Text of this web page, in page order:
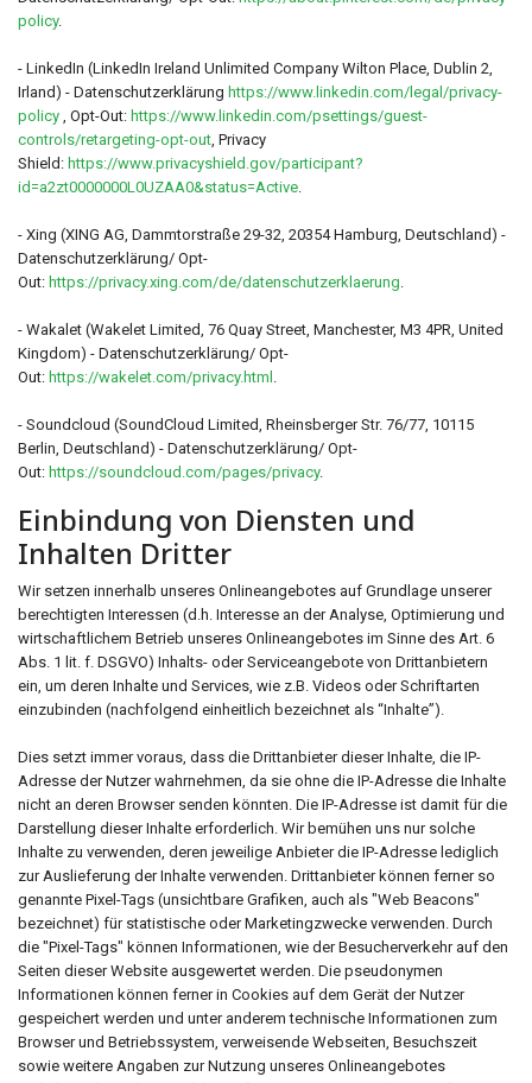
policy.
- LinkedIn (LinkedIn Ireland Unlimited Company Wilton Place, Dublin 2,
Irland) - Datenschutzerklärung https://www.linkedin.com/legal/privacy-
policy , Opt-Out: https://www.linkedin.com/psettings/guest-
controls/retargeting-opt-out, Privacy
Shield: https://www.privacyshield.gov/participant?
id=a2zt0000000L0UZAA0&status=Active.
- Xing (XING AG, Dammtorstraße 29-32, 20354 Hamburg, Deutschland) -
Datenschutzerklärung/ Opt-
Out: https://privacy.xing.com/de/datenschutzerklaerung.
- Wakalet (Wakelet Limited, 76 Quay Street, Manchester, M3 4PR, United
Kingdom) - Datenschutzerklärung/ Opt-
Out: https://wakelet.com/privacy.html .
- Soundcloud (SoundCloud Limited, Rheinsberger Str. 76/77, 10115
Berlin, Deutschland) - Datenschutzerklärung/ Opt-
Out: https://soundcloud.com/pages/privacy.
Einbindung von Diensten und
Inhalten Dritter
Wir setzen innerhalb unseres Onlineangebotes auf Grundlage unserer
berechtigten Interessen (d.h. Interesse an der Analyse, Optimierung und
wirtschaftlichem Betrieb unseres Onlineangebotes im Sinne des Art. 6
Abs. 1 lit. f. DSGVO) Inhalts- oder Serviceangebote von Drittanbietern
ein, um deren Inhalte und Services, wie z.B. Videos oder Schriftarten
einzubinden (nachfolgend einheitlich bezeichnet als “Inhalte”).
Dies setzt immer voraus, dass die Drittanbieter dieser Inhalte, die IP-
Adresse der Nutzer wahrnehmen, da sie ohne die IP-Adresse die Inhalte
nicht an deren Browser senden könnten. Die IP-Adresse ist damit für die
Darstellung dieser Inhalte erforderlich. Wir bemühen uns nur solche
Inhalte zu verwenden, deren jeweilige Anbieter die IP-Adresse lediglich
zur Auslieferung der Inhalte verwenden. Drittanbieter können ferner so
genannte Pixel-Tags (unsichtbare Grafiken, auch als "Web Beacons"
bezeichnet) für statistische oder Marketingzwecke verwenden. Durch
die "Pixel-Tags" können Informationen, wie der Besucherverkehr auf den
Seiten dieser Website ausgewertet werden. Die pseudonymen
Informationen können ferner in Cookies auf dem Gerät der Nutzer
gespeichert werden und unter anderem technische Informationen zum
Browser und Betriebssystem, verweisende Webseiten, Besuchszeit
sowie weitere Angaben zur Nutzung unseres Onlineangebotes